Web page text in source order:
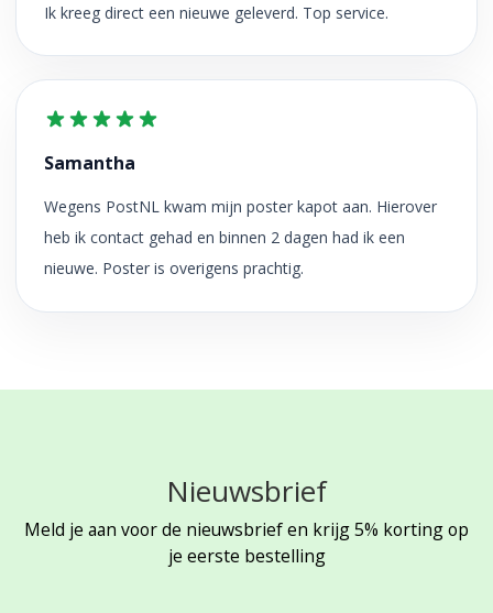
Ik kreeg direct een nieuwe geleverd. Top service.
Samantha
Wegens PostNL kwam mijn poster kapot aan. Hierover
heb ik contact gehad en binnen 2 dagen had ik een
nieuwe. Poster is overigens prachtig.
Nieuwsbrief
Meld je aan voor de nieuwsbrief en krijg 5% korting op
je eerste bestelling